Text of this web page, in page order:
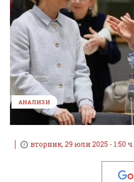
АНАЛИЗИ
вторник, 29 юли 2025 - 1:50 ч.